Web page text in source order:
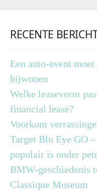
RECENTE
Een auto-event
bijwonen
Welke leasevorm
financial lease?
Voorkom
Target Blu Eye GO
populair is onder
BMW-geschiedenis
Classique Museum